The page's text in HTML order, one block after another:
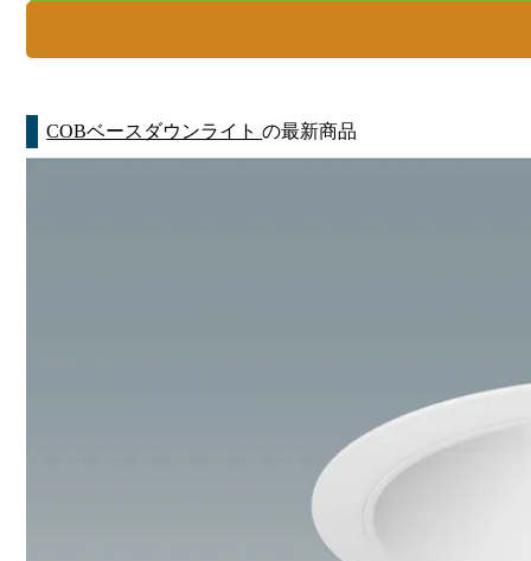
COBベースダウンライトの最新商品